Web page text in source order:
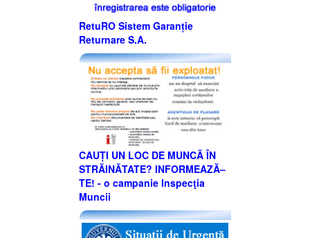
RetuRO Sistem Garanție
Returnare S.A.
CAUȚI UN LOC DE MUNCĂ ÎN
STRĂINĂTATE? INFORMEAZĂ–
TE! - o campanie Inspecţia
Muncii